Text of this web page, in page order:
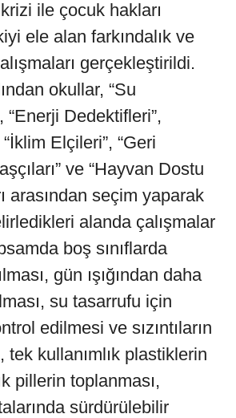
ile çocuk hakları
ele alan farkındalık ve
gerçekleştirildi.
okullar, “Su
“Enerji Dedektifleri”,
“İklim Elçileri”, “Geri
ve “Hayvan Dostu
arasından seçim yaparak
alanda çalışmalar
boş sınıflarda
gün ışığından daha
su tasarrufu için
edilmesi ve sızıntıların
kullanımlık plastiklerin
pillerin toplanması,
sürdürülebilir